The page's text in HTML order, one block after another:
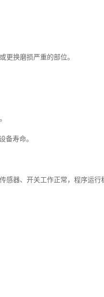
更换磨损严重的部位。
备寿命。
感器、开关工作正常，程序运行